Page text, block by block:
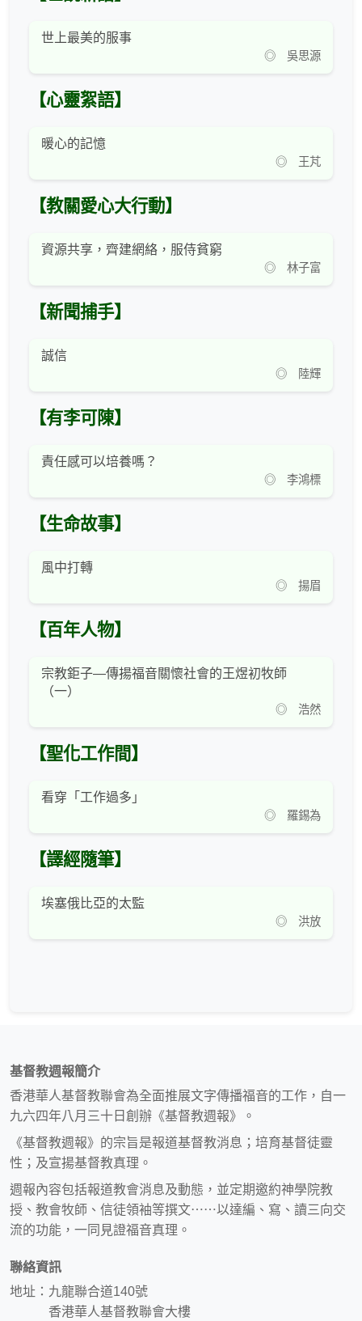
世上最美的服事
◎ 吳思源
【心靈絮語】
暖心的記憶
◎ 王芃
【教關愛心大行動】
資源共享，齊建網絡，服侍貧窮
◎ 林子富
【新聞捕手】
誠信
◎ 陸輝
【有李可陳】
責任感可以培養嗎？
◎ 李鴻標
【生命故事】
風中打轉
◎ 揚眉
【百年人物】
宗教鉅子—傳揚福音關懷社會的王煜初牧師
（一）
◎ 浩然
【聖化工作間】
看穿「工作過多」
◎ 羅錫為
【譯經隨筆】
埃塞俄比亞的太監
◎ 洪放
基督教週報簡介
香港華人基督教聯會為全面推展文字傳播福音的工作，自一
九六四年八月三十日創辦《基督教週報》。
《基督教週報》的宗旨是報道基督教消息；培育基督徒靈
性；及宣揚基督教真理。
週報內容包括報道教會消息及動態，並定期邀約神學院教
授、教會牧師、信徒領袖等撰文⋯⋯以達編、寫、讀三向交
流的功能，一同見證福音真理。
聯絡資訊
地址：九龍聯合道140號
香港華人基督教聯會大樓